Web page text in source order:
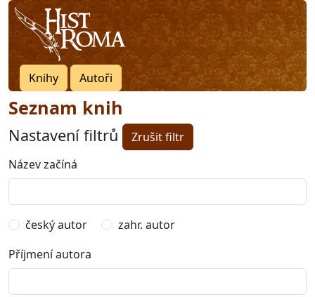
Knihy Autoři
Seznam knih
Nastavení filtrů
Zrušit filtr
Název začíná
český autor
zahr. autor
Příjmení autora